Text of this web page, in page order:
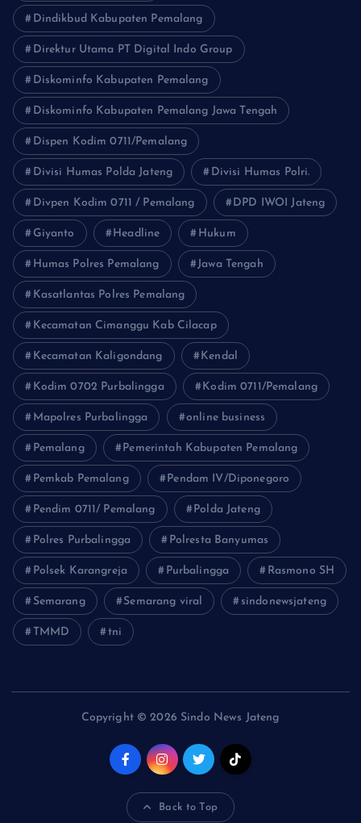
Dindikbud Kabupaten Pemalang
Direktur Utama PT Digital Indo Group
Diskominfo Kabupaten Pemalang
Diskominfo Kabupaten Pemalang Jawa Tengah
Dispen Kodim 0711/Pemalang
Divisi Humas Polda Jateng Divisi Humas Polri.
Divpen Kodim 0711 / Pemalang DPD IWOI Jateng
Giyanto Headline Hukum
Humas Polres Pemalang Jawa Tengah
Kasatlantas Polres Pemalang
Kecamatan Cimanggu Kab Cilacap
Kecamatan Kaligondang Kendal
Kodim 0702 Purbalingga Kodim 0711/Pemalang
Mapolres Purbalingga online business
Pemalang Pemerintah Kabupaten Pemalang
Pemkab Pemalang Pendam IV/Diponegoro
Pendim 0711/ Pemalang Polda Jateng
Polres Purbalingga Polresta Banyumas
Polsek Karangreja Purbalingga Rasmono SH
Semarang Semarang viral sindonewsjateng
TMMD tni
Copyright © 2026 Sindo News Jateng
Back to Top